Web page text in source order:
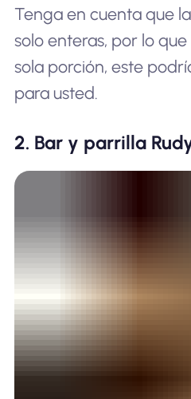
Tenga en cuenta que
solo enteras, por lo
sola porción, este
para usted.
2. Bar y parrilla